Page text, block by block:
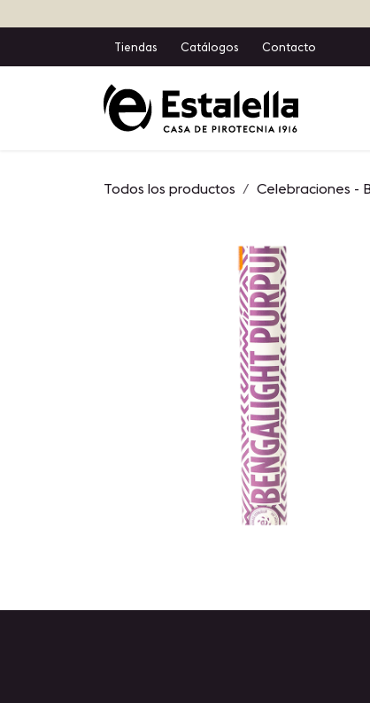
Tiendas Catálogos Contacto
Todos los productos Celebraciones -